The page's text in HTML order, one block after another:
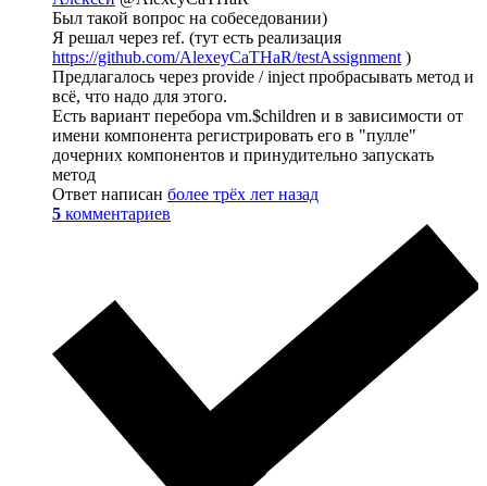
Был такой вопрос на собеседовании)
Я решал через ref. (тут есть реализация
https://github.com/AlexeyCaTHaR/testAssignment )
Предлагалось через provide / inject пробрасывать метод и
всё, что надо для этого.
Есть вариант перебора vm.$children и в зависимости от
имени компонента регистрировать его в "пулле"
дочерних компонентов и принудительно запускать
метод
Ответ написан более трёх лет назад
5 комментариев